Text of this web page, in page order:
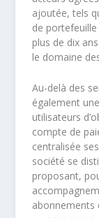
ajoutée, tels
de
plus de dix
le domaine
Au-delà des
également
utilisateurs
compte de
centralisée
société se
proposant,
abonnements